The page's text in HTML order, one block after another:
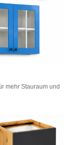
mehr Stauraum und